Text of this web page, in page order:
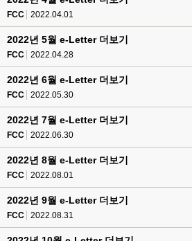
FCC 2022.04.01
2022년 5월 e-Letter 더보기
FCC 2022.04.28
2022년 6월 e-Letter 더보기
FCC 2022.05.30
2022년 7월 e-Letter 더보기
FCC 2022.06.30
2022년 8월 e-Letter 더보기
FCC 2022.08.01
2022년 9월 e-Letter 더보기
FCC 2022.08.31